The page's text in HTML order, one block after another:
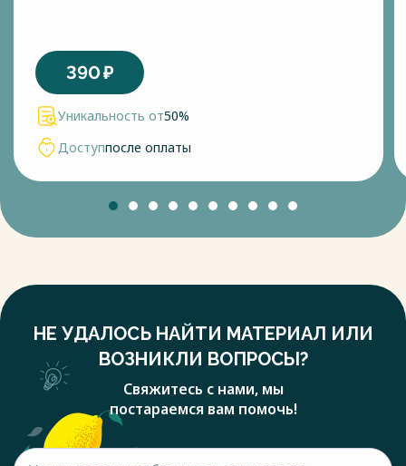
390₽
Уникальность от50%
Доступпосле оплаты
НЕ УДАЛОСЬ НАЙТИ МАТЕРИАЛ ИЛИ
ВОЗНИКЛИ ВОПРОСЫ?
Свяжитесь с нами, мы
постараемся вам помочь!